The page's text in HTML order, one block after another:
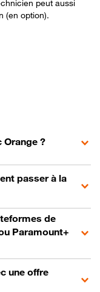
peut aussi
(en option).
Orange ?
passer à la
de
Paramount+
une offre